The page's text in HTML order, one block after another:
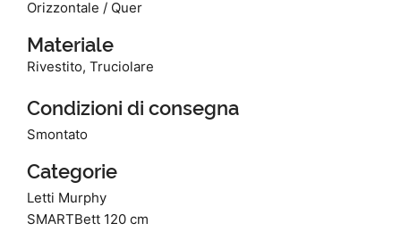
Orizzontale / Quer
Materiale
Rivestito, Truciolare
Condizioni di consegna
Smontato
Categorie
Letti Murphy
SMARTBett 120 cm